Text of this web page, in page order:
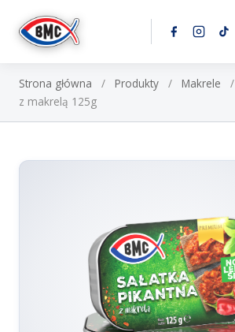
Strona główna / Produkty / Makrele /
z makrelą 125g